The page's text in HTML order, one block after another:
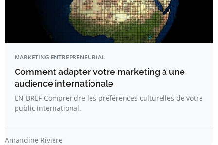
MARKETING ENTREPRENEURIAL
Comment adapter votre marketing à une
audience internationale
EN BREF Comprendre les préférences culturelles de votre
public international.
Amandine Riviere